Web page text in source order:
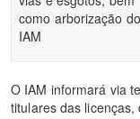
como arborização do
IAM
O IAM informará via
titulares das